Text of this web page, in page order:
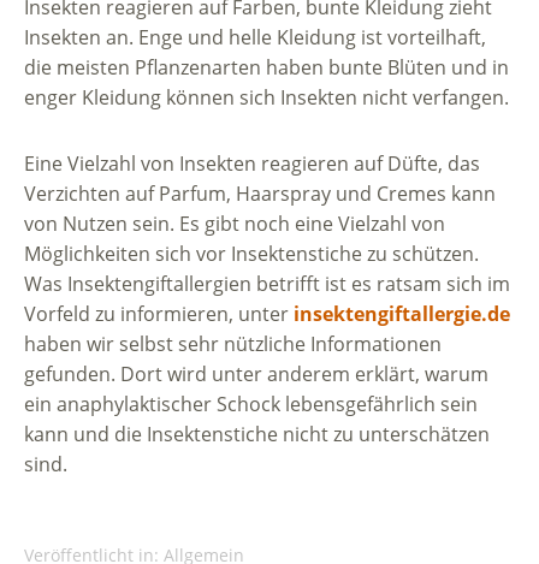
Insekten reagieren auf Farben, bunte Kleidung zieht
Insekten an. Enge und helle Kleidung ist vorteilhaft,
die meisten Pflanzenarten haben bunte Blüten und in
enger Kleidung können sich Insekten nicht verfangen.
Eine Vielzahl von Insekten reagieren auf Düfte, das
Verzichten auf Parfum, Haarspray und Cremes kann
von Nutzen sein. Es gibt noch eine Vielzahl von
Möglichkeiten sich vor Insektenstiche zu schützen.
Was Insektengiftallergien betrifft ist es ratsam sich im
Vorfeld zu informieren, unter insektengiftallergie.de
haben wir selbst sehr nützliche Informationen
gefunden. Dort wird unter anderem erklärt, warum
ein anaphylaktischer Schock lebensgefährlich sein
kann und die Insektenstiche nicht zu unterschätzen
sind.
Veröffentlicht in: Allgemein